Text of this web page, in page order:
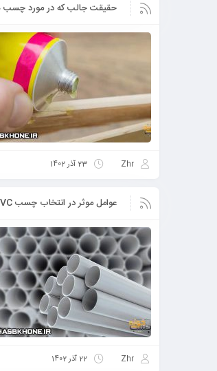
حقیقت جالب که در مورد چسب
Zhr 23 آذر 1402
عوامل موثر در انتخاب چسب PVC فشار قوی چیست؟
Zhr 22 آذر 1402